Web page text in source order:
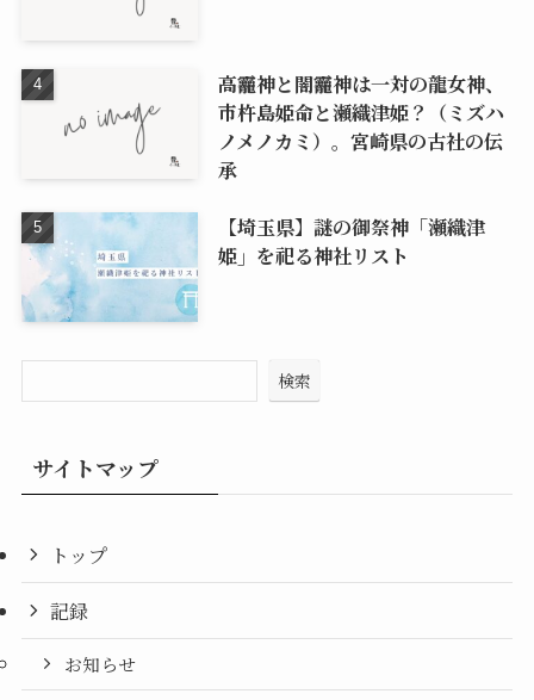
高龗神と闇龗神は一対の龍女神、
市杵島姫命と瀬織津姫？（ミズハ
ノメノカミ）。宮崎県の古社の伝
承
【埼玉県】謎の御祭神「瀬織津
姫」を祀る神社リスト
検索
サイトマップ
トップ
記録
お知らせ